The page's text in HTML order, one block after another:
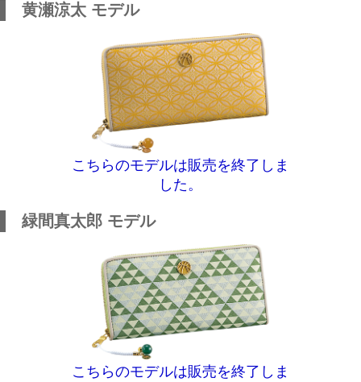
黄瀬涼太 モデル
こちらのモデルは販売を終了しま
した。
緑間真太郎 モデル
こちらのモデルは販売を終了しま